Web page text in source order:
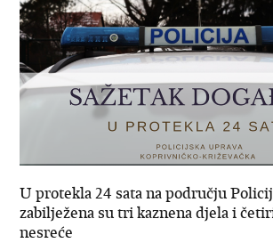
U protekla 24 sata na području
zabilježena su tri kaznena djela i
nesreće